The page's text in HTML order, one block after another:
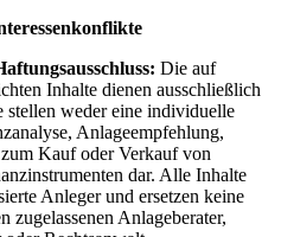
Die auf
Inhalte dienen ausschließlich
stellen weder eine individuelle
Anlageempfehlung,
Kauf oder Verkauf von
dar. Alle Inhalte
Anleger und ersetzen keine
zugelassenen Anlageberater,